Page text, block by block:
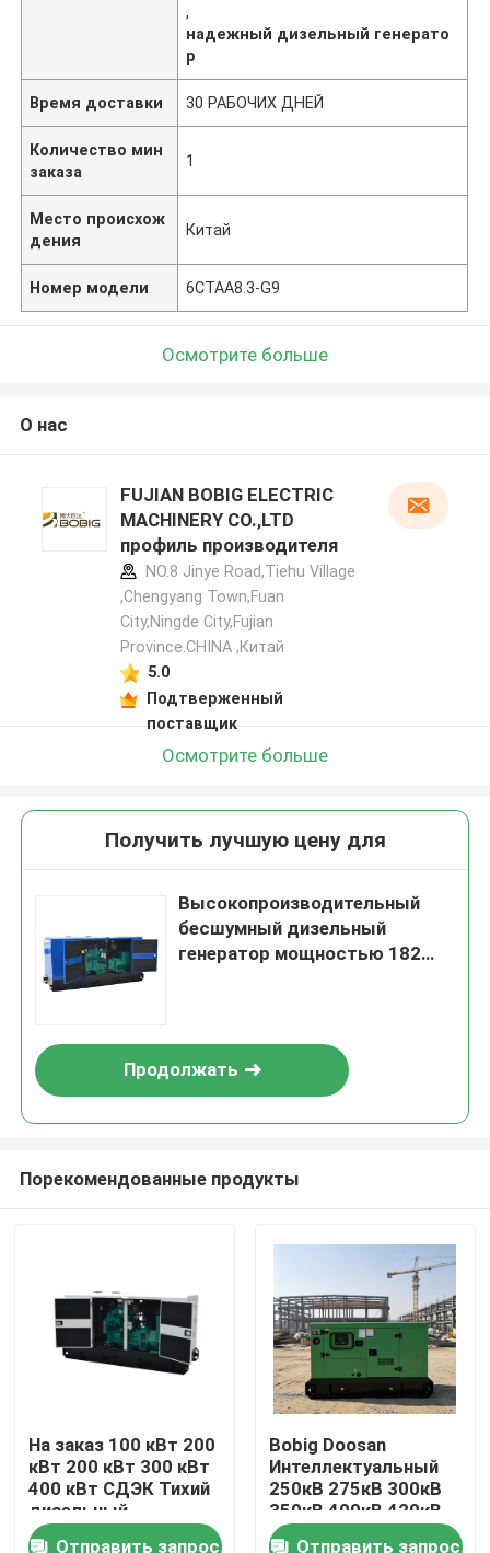
Продукты
Видео
,
надежный дизельный генерато
р
Время доставки 30 РАБОЧИХ ДНЕЙ
Количество мин
заказа
1
Место происхож
дения
Китай
Номер модели 6CTAA8.3-G9
Осмотрите больше
О нас
FUJIAN BOBIG ELECTRIC
MACHINERY CO.,LTD
профиль производителя
NO.8 Jinye Road,Tiehu Village
,Chengyang Town,Fuan
City,Ningde City,Fujian
Province.CHINA ,Китай
5.0
Подтверженный
поставщик
Осмотрите больше
Получить лучшую цену для
Высокопроизводительный
бесшумный дизельный
генератор мощностью 182
Продолжать
Порекомендованные продукты
На заказ 100 кВт 200
кВт 200 кВт 300 кВт
400 кВт СДЭК Тихий
дизельный
генератор 300 кВт
Отправить запрос
Bobig Doosan
Интеллектуальный
250кВ 275кВ 300кВ
350кВ 400кВ 420кВ
1/3 фазовый
Отправить запрос